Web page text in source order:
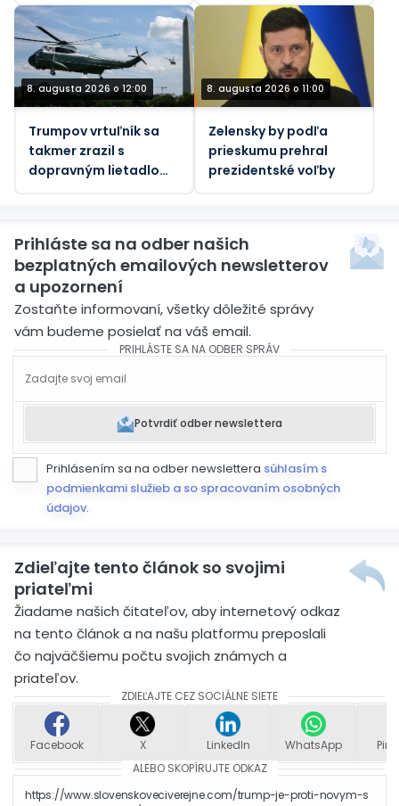
8. augusta 2026 o 12:00
Trumpov vrtuľník sa
takmer zrazil s
dopravným lietadlom,
8. augusta 2026 o 11:00
Zelensky by podľa
prieskumu prehral
prezidentské voľby
Prihláste sa na odber našich
bezplatných emailových newsletterov
a upozornení
Zostaňte informovaní, všetky dôležité správy
vám budeme posielať na váš email.
PRIHLÁSTE SA NA ODBER SPRÁV
Potvrdiť odber newslettera
Prihlásením sa na odber newslettera súhlasím s
podmienkami služieb a so spracovaním osobných
údajov.
Zdieľajte tento článok so svojimi
priateľmi
Žiadame našich čitateľov, aby internetový odkaz
na tento článok a na našu platformu preposlali
čo najväčšiemu počtu svojich známych a
priateľov.
ZDIEĽAJTE CEZ SOCIÁLNE SIETE
Facebook X LinkedIn WhatsApp
ALEBO SKOPÍRUJTE ODKAZ
https://www.slovenskoveciverejne.com/trump-je-proti-novym-s